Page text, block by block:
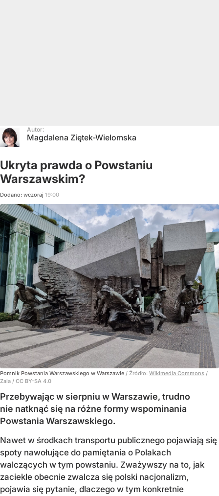
Autor:
Magdalena Ziętek-Wielomska
Ukryta prawda o Powstaniu
Warszawskim?
Dodano: wczoraj 19:00
Pomnik Powstania Warszawskiego w Warszawie / Źródło: Wikimedia Commons /
Zala / CC BY-SA 4.0
Przebywając w sierpniu w Warszawie, trudno
nie natknąć się na różne formy wspominania
Powstania Warszawskiego.
Nawet w środkach transportu publicznego pojawiają się
spoty nawołujące do pamiętania o Polakach
walczących w tym powstaniu. Zważywszy na to, jak
zaciekle obecnie zwalcza się polski nacjonalizm,
pojawia się pytanie, dlaczego w tym konkretnie